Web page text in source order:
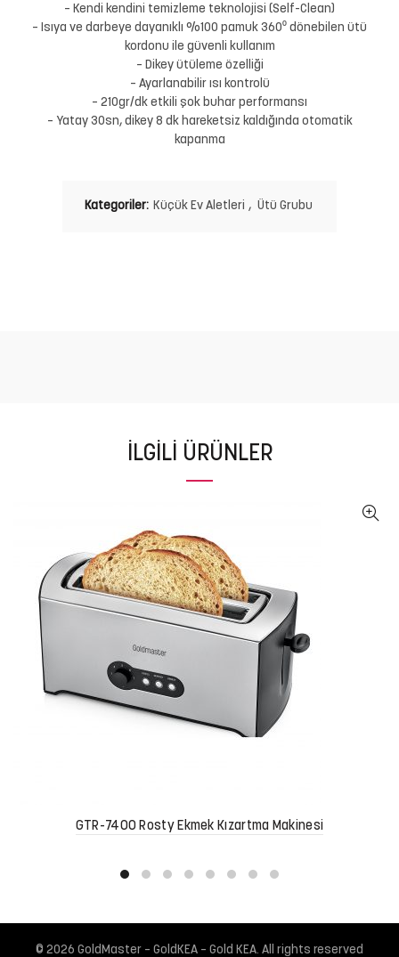
– Kendi kendini temizleme teknolojisi (Self-Clean)
– Isıya ve darbeye dayanıklı %100 pamuk 360⁰ dönebilen ütü
kordonu ile güvenli kullanım
– Dikey ütüleme özelliği
– Ayarlanabilir ısı kontrolü
– 210gr/dk etkili şok buhar performansı
– Yatay 30sn, dikey 8 dk hareketsiz kaldığında otomatik
kapanma
Kategoriler: Küçük Ev Aletleri , Ütü Grubu
İLGILI ÜRÜNLER
GTR-7400 Rosty Ekmek Kızartma Makinesi
© 2026 GoldMaster – GoldKEA – Gold KEA. All rights reserved